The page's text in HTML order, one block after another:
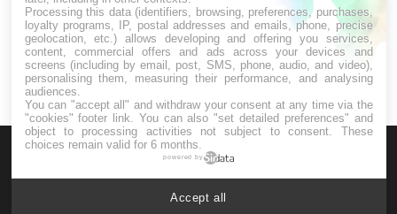
amyotrophique)
Processing this data (identifiers, browsing, preferences, purchases,
loyalty programs, IP, postal addresses and emails, phone, precise
geolocation, etc.) allows developing and offering you services,
content, commercial offers and ads across your devices and
screens (including by email, post, SMS, phone, audio, and video),
personalising them, measuring their performance, and analysing
audiences.
You can "accept all" and withdraw your consent at any time via the
"cookies" footer link . You can also "set detailed preferences" and
object to processing activities not subject to consent. These
choices remain valid for 6 months.
powered by
Accept all